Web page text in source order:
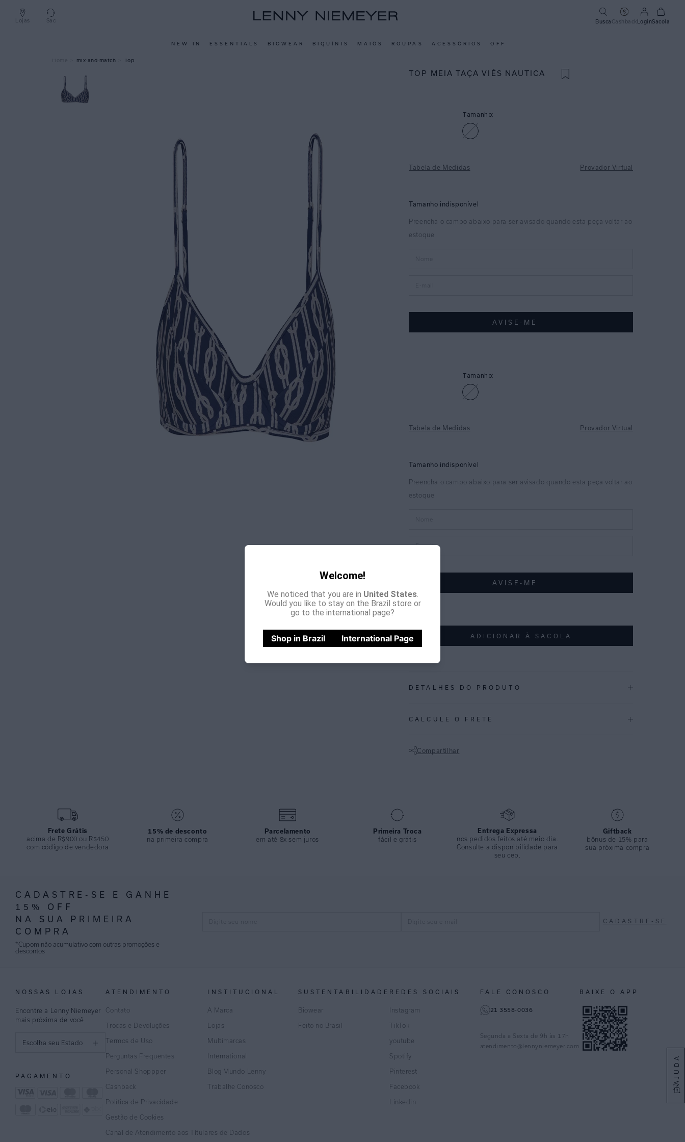
AJUDA
Lojas Sac Busca CashbackLoginSacola
NEW IN ESSENTIALS BIOWEAR BIQUÍNIS MAIÔS ROUPAS ACESSÓRIOS OFF
Welcome!
We noticed that you are in United States.
Would you like to stay on the Brazil store or
go to the international page?
Shop in Brazil International Page
mix-and-match Top
TOP MEIA TAÇA VIÉS NAUTICA
Tamanho:
Tabela de Medidas Provador Virtual
Tamanho:
Tabela de Medidas Provador Virtual
ADICIONAR À SACOLA
DETALHES DO PRODUTO
COMPOSIÇÃO
CALCULE O FRETE
Compartilhar
Frete Grátis
acima de R$900 ou R$450
com código de vendedora
15% de desconto
na primeira compra
Parcelamento
em até 8x sem juros
Primeira Troca
fácil e grátis
Entrega Expressa
nos pedidos feitos até meio dia.
Consulte a disponibilidade para
seu cep.
Giftback
bônus de 15% para
sua próxima compra
CADASTRE-SE E GANHE
15% OFF
NA SUA PRIMEIRA
COMPRA
*Cupom não acumulativo com outras promoções e
descontos
CADASTRE-SE
NOSSAS LOJAS
Encontre a Lenny Niemeyer
mais próxima de você
Escolha seu Estado
PAGAMENTO
ATENDIMENTO
Contato
Trocas e Devoluções
Termos de Uso
Perguntas Frequentes
Personal Shoppper
Cashback
Política de Privacidade
Gestão de Cookies
Canal de Atendimento aos Títulares de Dados
INSTITUCIONAL
A Marca
Lojas
Multimarcas
International
Blog Mundo Lenny
Trabalhe Conosco
SUSTENTABILIDADE
Biowear
Feito no Brasil
REDES SOCIAIS
Instagram
TikTok
youtube
Spotify
Pinterest
Facebook
Linkedin
FALE CONOSCO
21 3558-0036
Segunda a Sexta de 9h às 17h
atendimento@lennyniemeyer.com
BAIXE O APP